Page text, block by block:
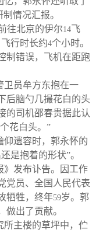
情况汇报。
往北京的伊尔14飞
行时长约4个小时。
制错误，飞机在距跑
卫员牟方东抱在一
后脑勺几撮花白的头
的司机邵春贵据此认
花白头。”
仰遗容时，郭永怀的
是抱着的形状”。
》发布讣告。因工作
党员、全国人民代表
牺牲，终年59岁。郭
做出了贡献。
所主楼的草坪中，伫